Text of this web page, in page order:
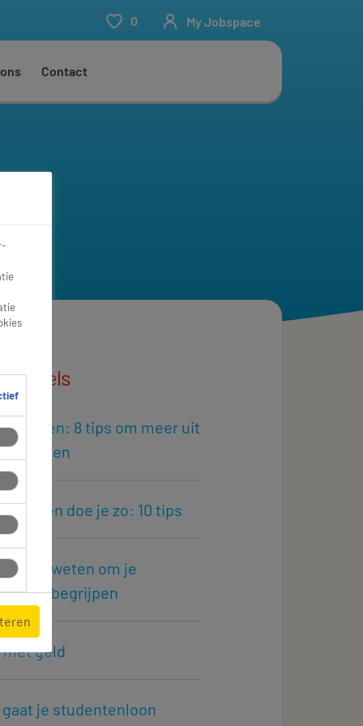
Contact
0 My Jobspace
artikels
8 tips om meer uit
te halen
vragen doe je zo: 10 tips
moet weten om je
te begrijpen
met geld
gaat je studentenloon